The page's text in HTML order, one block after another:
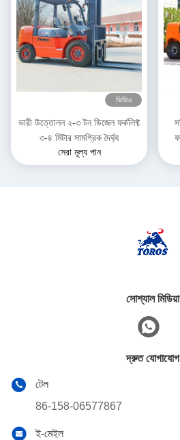
ভিডিও
ভারী উত্তোলন ২-৩ টন ডিজেল ফর্কলিফ্ট
৩-৪ মিটার সামগ্রিক দৈর্ঘ্য
সেরা মূল্য পান
সোশ্যাল মিডিয়া
দ্রুত যোগাযোগ
টেল
86-158-06577867
ই-মেইল